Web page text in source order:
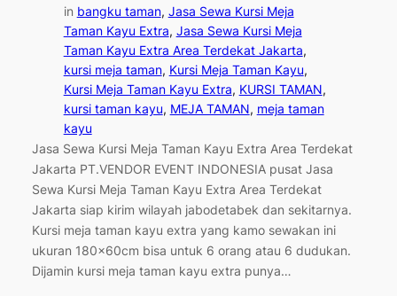
in bangku taman, Jasa Sewa Kursi Meja
Taman Kayu Extra, Jasa Sewa Kursi Meja
Taman Kayu Extra Area Terdekat Jakarta
kursi meja taman, Kursi Meja Taman Kayu
Kursi Meja Taman Kayu Extra, KURSI TAMAN
kursi taman kayu, MEJA TAMAN, meja taman
kayu
Jasa Sewa Kursi Meja Taman Kayu Extra Area Terdekat
Jakarta PT.VENDOR EVENT INDONESIA pusat Jasa
Sewa Kursi Meja Taman Kayu Extra Area Terdekat
Jakarta siap kirim wilayah jabodetabek dan sekitarnya.
Kursi meja taman kayu extra yang kamo sewakan ini
ukuran 180x60cm bisa untuk 6 orang atau 6 dudukan.
Dijamin kursi meja taman kayu extra punya…